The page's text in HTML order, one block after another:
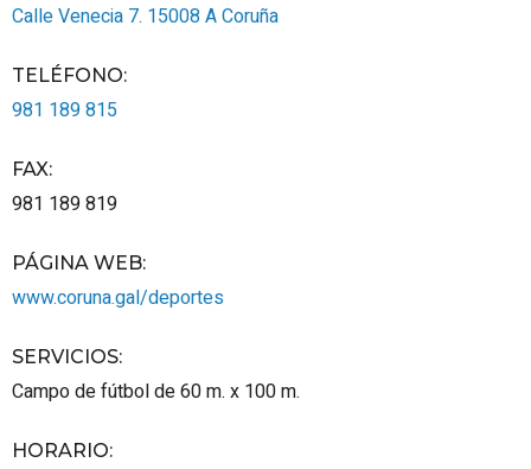
Calle Venecia 7. 15008A Coruña
TELÉFONO:
981 189 815
FAX:
981 189 819
PÁGINA WEB:
www.coruna.gal/deportes
SERVICIOS:
Campo de fútbol de 60 m. x 100 m.
HORARIO: